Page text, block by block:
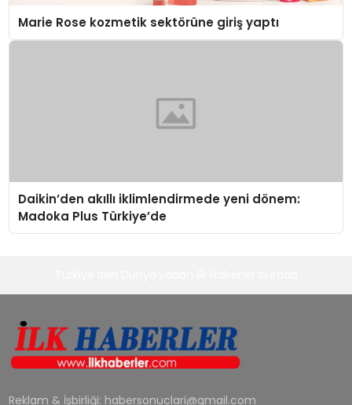
Marie Rose kozmetik sektörüne giriş yaptı
Daikin’den akıllı iklimlendirmede yeni dönem:
Madoka Plus Türkiye’de
Reklam & İşbirliği: habersonuclari@gmail.com